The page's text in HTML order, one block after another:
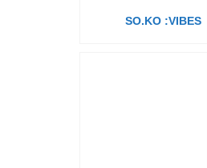
SO.KO :VIBES